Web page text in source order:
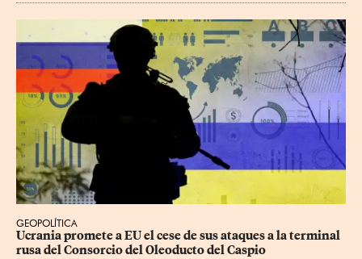
GEOPOLÍTICA
Ucrania promete a EU el cese de sus ataques a la terminal
rusa del Consorcio del Oleoducto del Caspio